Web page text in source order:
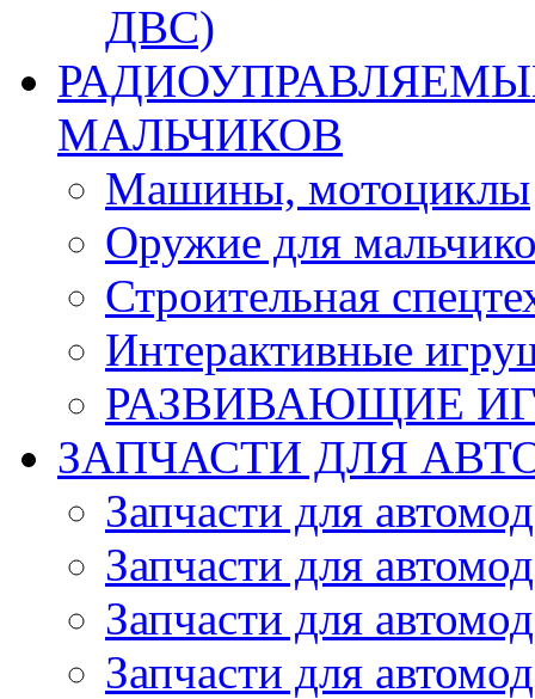
ДВС)
МАЛЬЧИКОВ
Машины, мотоциклы
Оружие для
Строительная
Интерактивные
РАЗВИВАЮЩИЕ
ЗАПЧАСТИ ДЛЯ
Запчасти для
Запчасти для
Запчасти для
Запчасти для